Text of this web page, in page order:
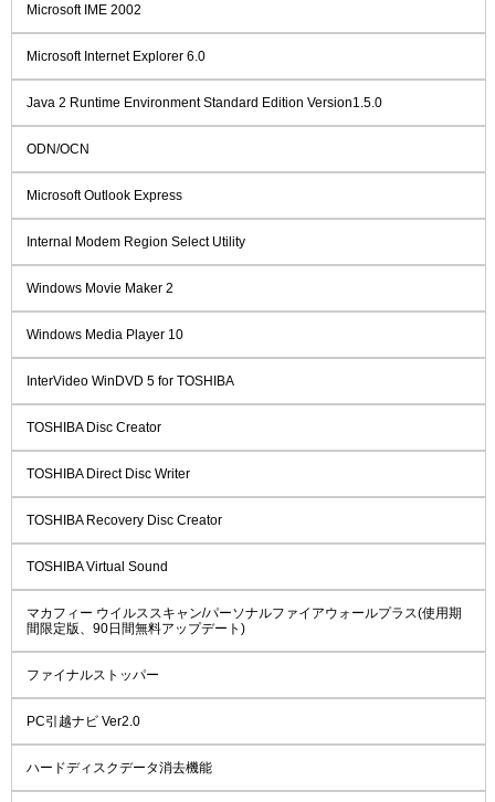
Microsoft IME 2002
Microsoft Internet Explorer 6.0
Java 2 Runtime Environment Standard Edition Version1.5.0
ODN/OCN
Microsoft Outlook Express
Internal Modem Region Select Utility
Windows Movie Maker 2
Windows Media Player 10
InterVideo WinDVD 5 for TOSHIBA
TOSHIBA Disc Creator
TOSHIBA Direct Disc Writer
TOSHIBA Recovery Disc Creator
TOSHIBA Virtual Sound
マカフィー ウイルススキャン/パーソナルファイアウォールプラス(使用期
間限定版、90日間無料アップデート)
ファイナルストッパー
PC引越ナビ Ver2.0
ハードディスクデータ消去機能